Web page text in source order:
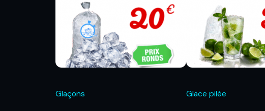
Glaçons Glace pilée